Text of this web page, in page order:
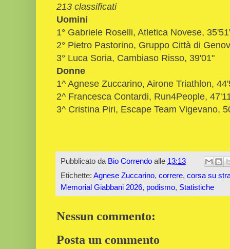
213 classificati
Uomini
1° Gabriele Roselli, Atletica Novese,
2° Pietro Pastorino, Gruppo Città di
3° Luca Soria, Cambiaso Risso, 39'01"
Donne
1^ Agnese Zuccarino, Airone Triathlon,
2^ Francesca Contardi, Run4People,
3^ Cristina Piri, Escape Team Vigevano,
Pubblicato da Bio Correndo alle 13:13
Etichette: Agnese Zuccarino, correre, corsa su
Memorial Giabbani 2026, podismo, Statistiche
Nessun commento:
Posta un commento